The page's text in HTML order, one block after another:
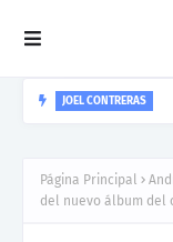
JOEL CONTRERAS
Página Principal
del nuevo álbum del